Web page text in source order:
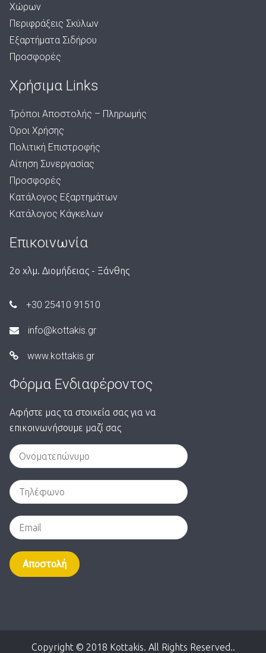
Χώρων
Περιφράξεις Σκύλων
Εξαρτήματα Σιδήρου
Προσφορές
Χρήσιμα Links
Τρόποι Αποστολής – Πληρωμής
Όροι Χρήσης
Πολιτική Επιστροφής
Αίτηση Συνεργασίας
Προσφορές
Κατάλογος Εξαρτημάτων
Κατάλογος Κάγκελων
Επικοινωνία
2ο χλμ. Διομήδειας - Ξάνθης
+30 25410 91510
info@kottakis.gr
www.kottakis.gr
Φόρμα Ενδιαφέροντος
Αφήστε μας τα στοιχεία σας για να
επικοινωνήσουμε μαζί σας
Copyright © 2018 Kottakis. All Rights Reserved..